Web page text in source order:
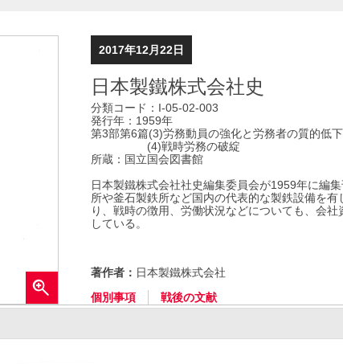
2017年12月22日
日本製鐵株式会社史
分類コード：I-05-02-003
発行年：1959年
第3部第6篇(3)労務動員の強化と労務者の質的低下
(4)戦時労務の破綻
所蔵：国立国会図書館
日本製鐵株式会社社史編集委員会が1959年に編
所や釜石製鉄所など国内の代表的な製鉄設備を有
り、戦時の徴用、労働状況などについても、会
している。
著作者： 日本製鐵株式会社
個別事項
戦後の文献